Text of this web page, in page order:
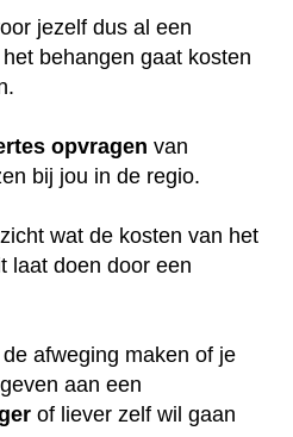
jezelf dus al een
behangen gaat kosten
opvragen van
bij jou in de regio.
wat de kosten van het
laat doen door een
afweging maken of je
aan een
of liever zelf wil gaan